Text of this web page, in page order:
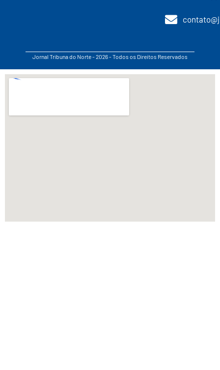
Jornal Tribuna do Norte - 2026 - Todos os Direitos Reservados